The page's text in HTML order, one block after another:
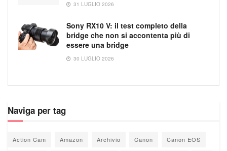
31 LUGLIO 2026
Sony RX10 V: il test completo della
bridge che non si accontenta più di
essere una bridge
30 LUGLIO 2026
Naviga per tag
Action Cam Amazon Archivio Canon Canon EOS